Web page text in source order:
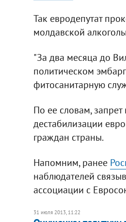
Так евродепутат
молдавской
"За два месяца до
политическом
фитосанитарную
По ее словам,
дестабилизации
граждан страны.
Напомним, ранее
наблюдателей
ассоциации с
31 июля 2013, 11:22